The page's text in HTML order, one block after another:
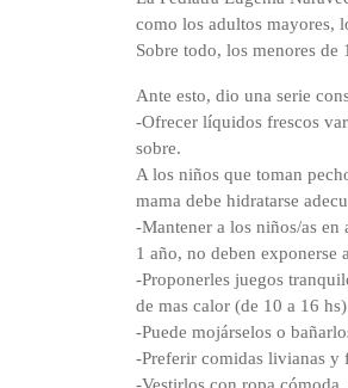
como los adultos mayores,
Sobre todo, los menores de
Ante esto, dio una serie
-Ofrecer líquidos frescos
sobre.
A los niños que toman
mama debe hidratarse
-Mantener a los niños/as
1 año, no deben exponerse
-Proponerles juegos
de mas calor (de 10 a 16 hs)
-Puede mojárselos o
-Preferir comidas livianas y